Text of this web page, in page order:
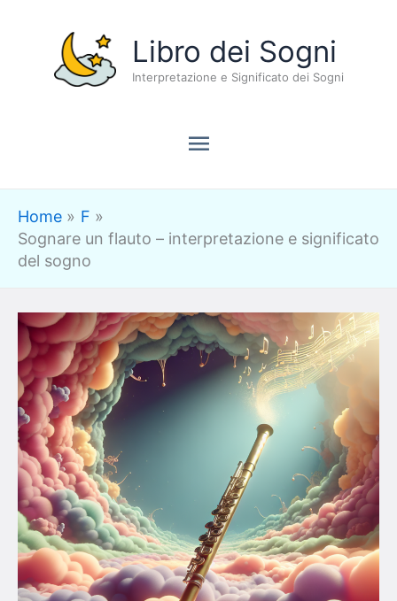
contenuto
Libro dei Sogni
Interpretazione e Significato dei Sogni
Menu
principale
Home
F
Sognare un flauto – interpretazione e significato
del sogno